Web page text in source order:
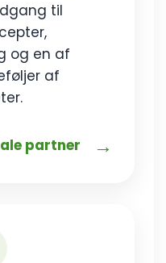
til
og en af
af
partner →